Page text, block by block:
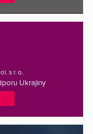
s r. o.
Ukrajiny